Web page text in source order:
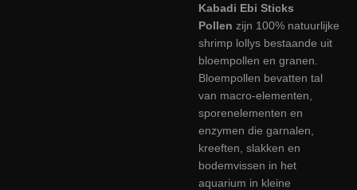
Kabadi Ebi Sticks
Pollen zijn 100% natuurlijke
shrimp lollys bestaande uit
bloempollen en granen.
Bloempollen bevatten tal
van macro-elementen,
sporenelementen en
enzymen die garnalen,
kreeften, slakken en
bodemvissen in het
aquarium in kleine